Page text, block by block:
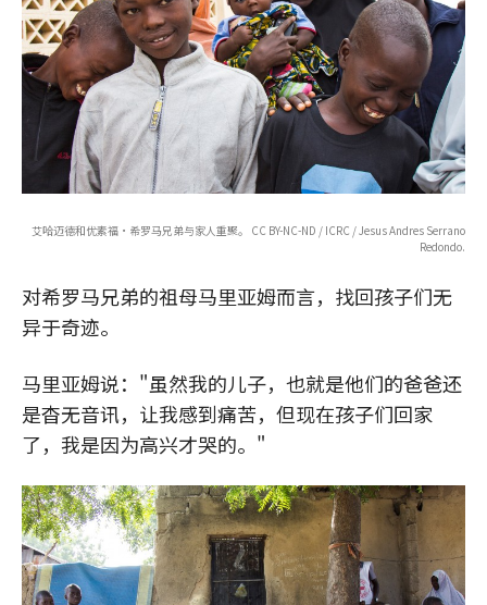
艾哈迈德和优素福·希罗马兄弟与家人重聚。 CC BY-NC-ND / ICRC / Jesus Andres Serrano
Redondo.
对希罗马兄弟的祖母马里亚姆而言，找回孩子们无
异于奇迹。
马里亚姆说："虽然我的儿子，也就是他们的爸爸还
是杳无音讯，让我感到痛苦，但现在孩子们回家
了，我是因为高兴才哭的。"